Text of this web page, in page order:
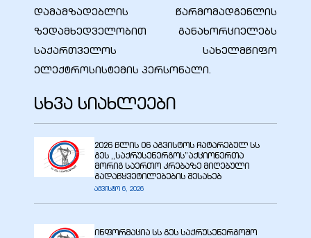
დამამზადებლის წარმომადგენლის
ზედამხედველობით განახორციელებს
საქართველოს სახელმწიფო
ელექტროსისტემის პერსონალი.
სხვა სიახლეები
2026 წლის 06 აგვისტოს ჩატარებულ სს
გეს ,,საქრუსენერგოს”აქციონერთა
მორიგ საერთო კრებაზე მიღებული
გადაწყვეტილებების შესახებ
აგვისტო 6, 2026
ინფორმაცია სს გეს საქრუსენერგოშო